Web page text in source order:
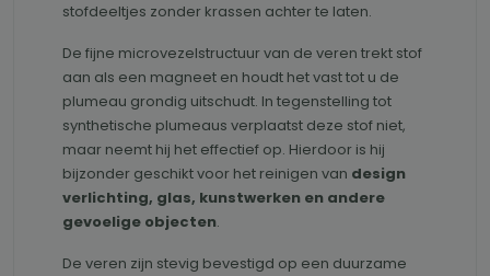
stofdeeltjes zonder krassen achter te laten.
De fijne microvezelstructuur van de veren trekt stof
aan als een magneet en houdt het vast tot u de
plumeau grondig uitschudt. In tegenstelling tot
synthetische plumeaus verplaatst deze stof niet,
maar neemt hij het effectief op. Hierdoor is hij
bijzonder geschikt voor het reinigen van design
verlichting, glas, kunstwerken en andere
gevoelige objecten.
De veren zijn stevig bevestigd op een duurzame